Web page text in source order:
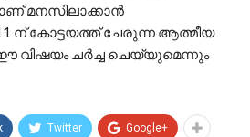
മനസിലാക്കാൻ
ന് കോട്ടയത്ത് ചേരുന്ന ആത്മീയ
വിഷയം ചർച്ച ചെയ്യുമെന്നും
Twitter Google+